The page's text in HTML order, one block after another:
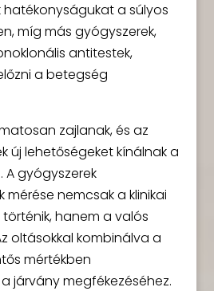
a súlyos
míg más gyógyszerek,
antitestek,
a betegség
zajlanak, és az
új lehetőségeket kínálnak a
gyógyszerek
nemcsak a klinikai
hanem a valós
oltásokkal kombinálva a
mértékben
járvány megfékezéséhez.